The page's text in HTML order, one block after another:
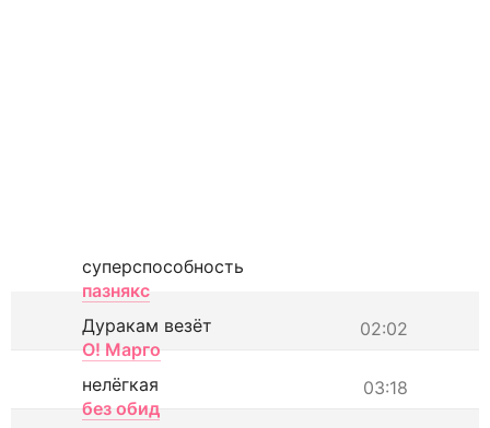
суперспособность
пазнякс
02:02
Дуракам везёт
О! Марго
03:18
нелёгкая
без обид